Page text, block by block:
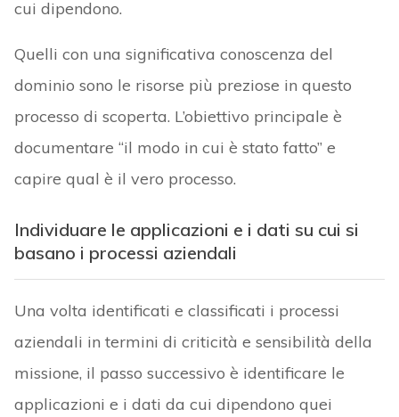
cui dipendono.
Quelli con una significativa conoscenza del
dominio sono le risorse più preziose in questo
processo di scoperta. L’obiettivo principale è
documentare “il modo in cui è stato fatto” e
capire qual è il vero processo.
Individuare le applicazioni e i dati su cui si
basano i processi aziendali
Una volta identificati e classificati i processi
aziendali in termini di criticità e sensibilità della
missione, il passo successivo è identificare le
applicazioni e i dati da cui dipendono quei